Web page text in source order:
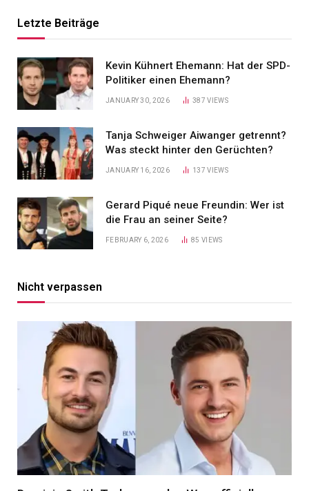
Letzte Beiträge
Kevin Kühnert Ehemann: Hat der SPD-
Politiker einen Ehemann?
JANUARY 30, 2026 387VIEWS
Tanja Schweiger Aiwanger getrennt?
Was steckt hinter den Gerüchten?
JANUARY 16, 2026 137VIEWS
Gerard Piqué neue Freundin: Wer ist
die Frau an seiner Seite?
FEBRUARY 6, 2026 85VIEWS
Nicht verpassen